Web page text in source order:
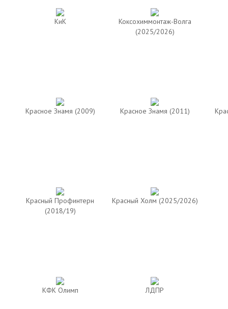
КиК
Коксохиммонтаж-Волга
(2025/2026)
Красное Знамя (2009) Красное Знамя (2011)
Красный Профинтерн
(2018/19)
Красный Холм (2025/2026)
КФК Олимп ЛДПР